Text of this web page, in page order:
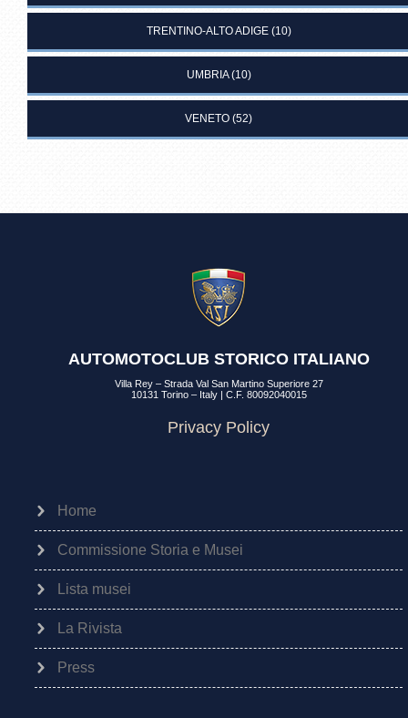
TRENTINO-ALTO ADIGE(10)
UMBRIA(10)
VENETO (52)
AUTOMOTOCLUB STORICO ITALIANO
Villa Rey – Strada Val San Martino Superiore 27
10131 Torino – Italy | C.F. 80092040015
Privacy Policy
Home
Commissione Storia e Musei
Lista musei
La Rivista
Press